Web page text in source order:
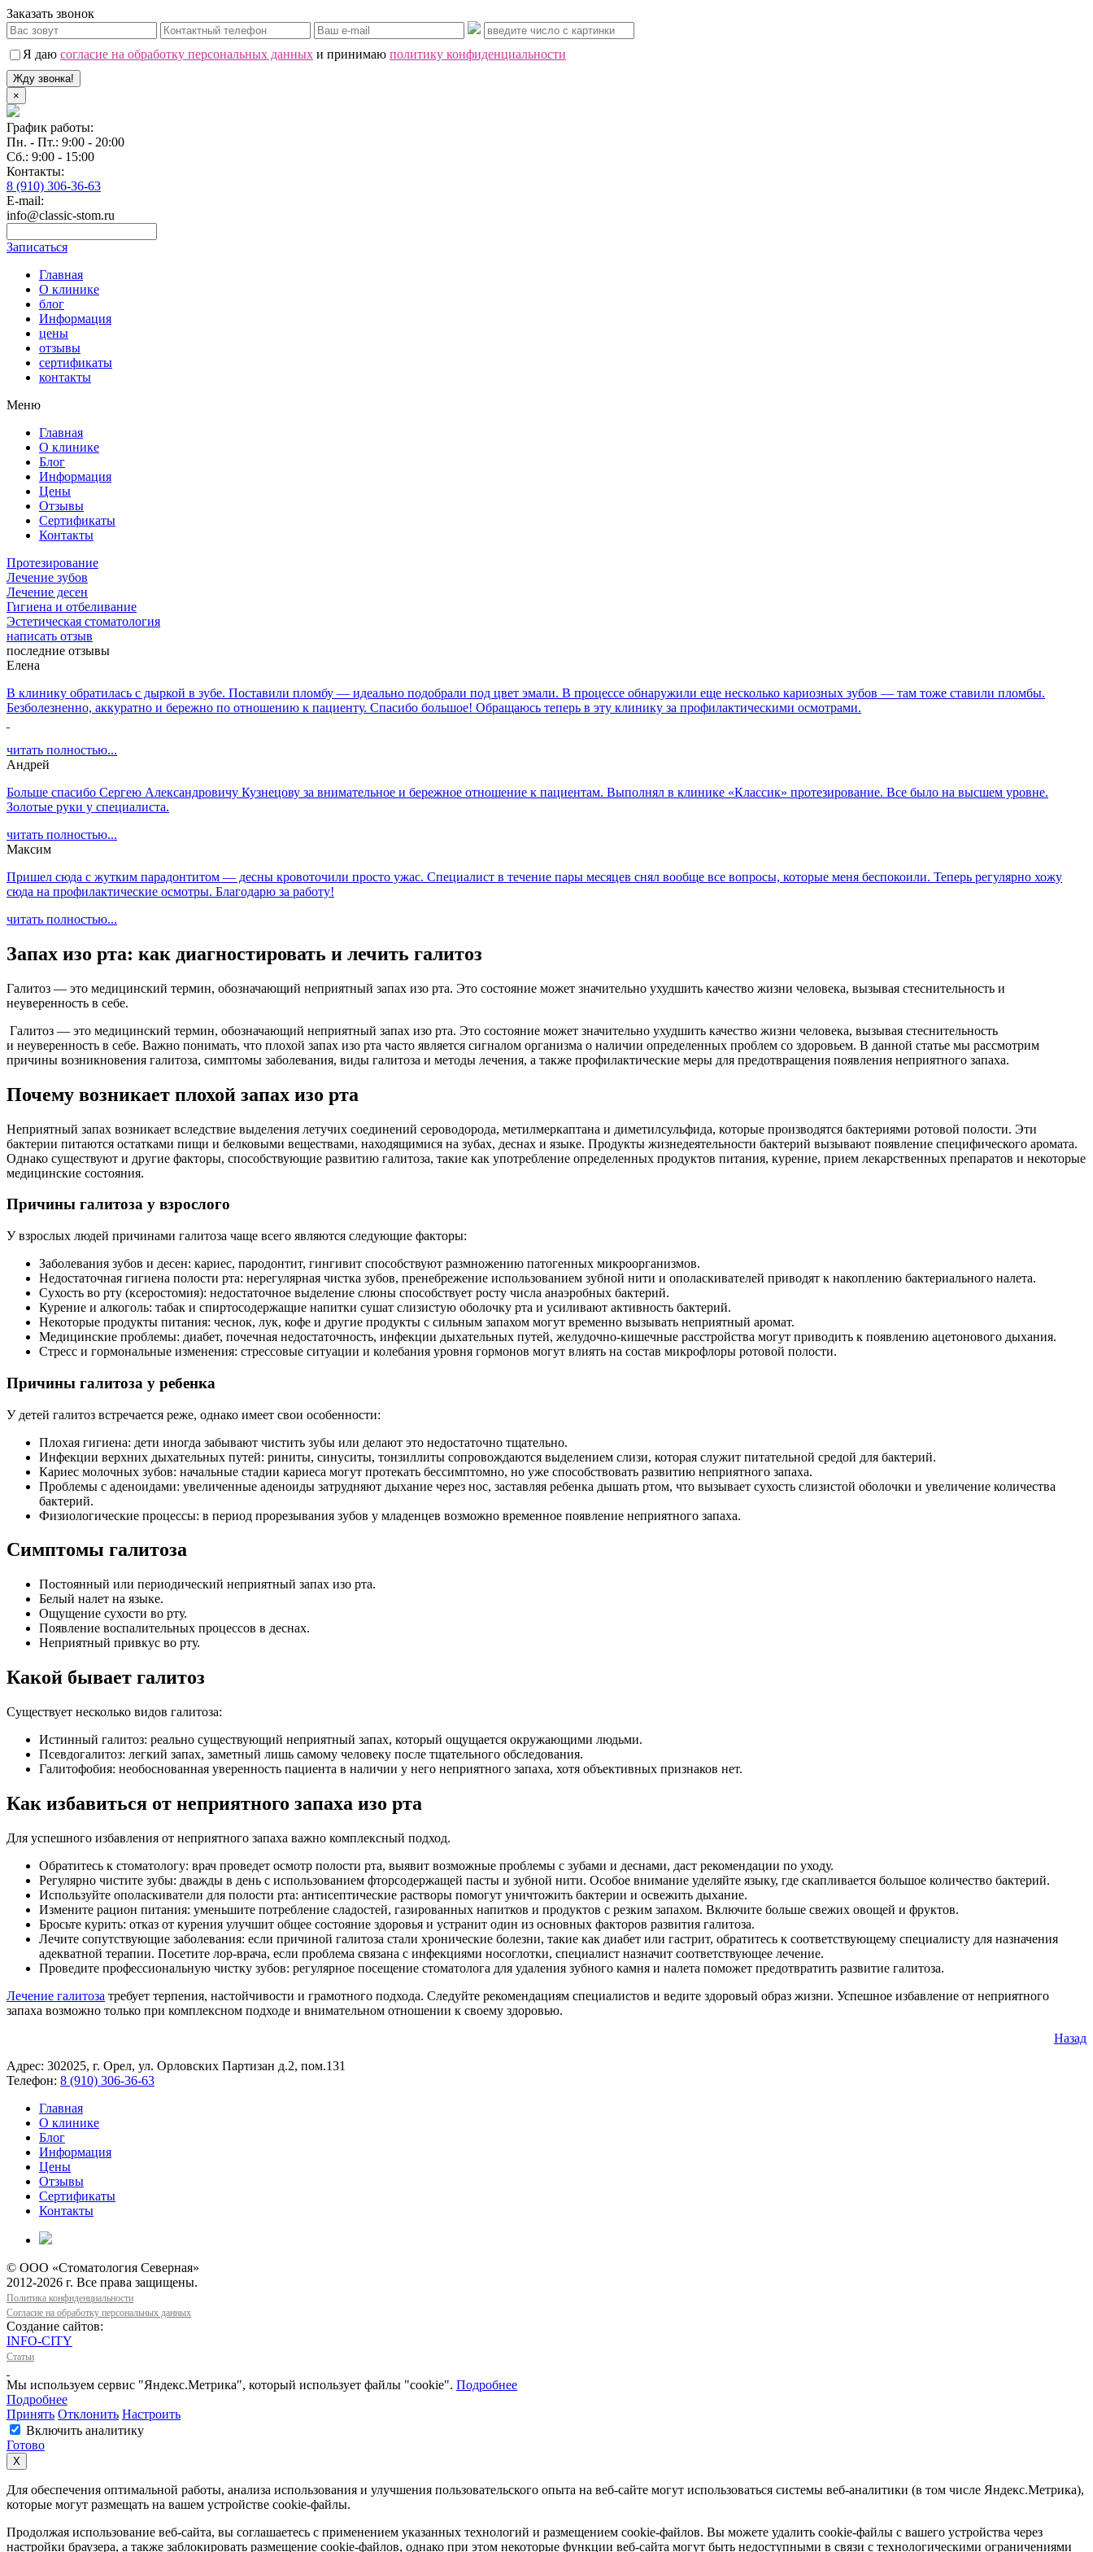
Заказать звонок
Я даю согласие на обработку персональных данных и принимаю политику конфиденциальности
Жду звонка!
×
График работы:
Пн. - Пт.: 9:00 - 20:00
Сб.: 9:00 - 15:00
Контакты:
8 (910) 306-36-63
E-mail:
info@classic-stom.ru
Записаться
Главная
О клинике
блог
Информация
цены
отзывы
сертификаты
контакты
Меню
Главная
О клинике
Блог
Информация
Цены
Отзывы
Сертификаты
Контакты
Протезирование
Лечение зубов
Лечение десен
Гигиена и отбеливание
Эстетическая стоматология
написать отзыв
последние отзывы
Елена
В клинику обратилась с дыркой в зубе. Поставили пломбу — идеально подобрали под цвет эмали. В процессе обнаружили еще несколько кариозных зубов — там тоже ставили пломбы.
Безболезненно, аккуратно и бережно по отношению к пациенту. Спасибо большое! Обращаюсь теперь в эту клинику за профилактическими осмотрами.
читать полностью...
Андрей
Больше спасибо Сергею Александровичу Кузнецову за внимательное и бережное отношение к пациентам. Выполнял в клинике «Классик» протезирование. Все было на высшем уровне.
Золотые руки у специалиста.
читать полностью...
Максим
Пришел сюда с жутким парадонтитом — десны кровоточили просто ужас. Специалист в течение пары месяцев снял вообще все вопросы, которые меня беспокоили. Теперь регулярно хожу
сюда на профилактические осмотры. Благодарю за работу!
читать полностью...
Запах изо рта: как диагностировать и лечить галитоз
Галитоз — это медицинский термин, обозначающий неприятный запах изо рта. Это состояние может значительно ухудшить качество жизни человека, вызывая стеснительность и
неуверенность в себе.
Галитоз — это медицинский термин, обозначающий неприятный запах изо рта. Это состояние может значительно ухудшить качество жизни человека, вызывая стеснительность
и неуверенность в себе. Важно понимать, что плохой запах изо рта часто является сигналом организма о наличии определенных проблем со здоровьем. В данной статье мы рассмотрим
причины возникновения галитоза, симптомы заболевания, виды галитоза и методы лечения, а также профилактические меры для предотвращения появления неприятного запаха.
Почему возникает плохой запах изо рта
Неприятный запах возникает вследствие выделения летучих соединений сероводорода, метилмеркаптана и диметилсульфида, которые производятся бактериями ротовой полости. Эти
бактерии питаются остатками пищи и белковыми веществами, находящимися на зубах, деснах и языке. Продукты жизнедеятельности бактерий вызывают появление специфического аромата.
Однако существуют и другие факторы, способствующие развитию галитоза, такие как употребление определенных продуктов питания, курение, прием лекарственных препаратов и некоторые
медицинские состояния.
Причины галитоза у взрослого
У взрослых людей причинами галитоза чаще всего являются следующие факторы:
Заболевания зубов и десен: кариес, пародонтит, гингивит способствуют размножению патогенных микроорганизмов.
Недостаточная гигиена полости рта: нерегулярная чистка зубов, пренебрежение использованием зубной нити и ополаскивателей приводят к накоплению бактериального налета.
Сухость во рту (ксеростомия): недостаточное выделение слюны способствует росту числа анаэробных бактерий.
Курение и алкоголь: табак и спиртосодержащие напитки сушат слизистую оболочку рта и усиливают активность бактерий.
Некоторые продукты питания: чеснок, лук, кофе и другие продукты с сильным запахом могут временно вызывать неприятный аромат.
Медицинские проблемы: диабет, почечная недостаточность, инфекции дыхательных путей, желудочно-кишечные расстройства могут приводить к появлению ацетонового дыхания.
Стресс и гормональные изменения: стрессовые ситуации и колебания уровня гормонов могут влиять на состав микрофлоры ротовой полости.
Причины галитоза у ребенка
У детей галитоз встречается реже, однако имеет свои особенности:
Плохая гигиена: дети иногда забывают чистить зубы или делают это недостаточно тщательно.
Инфекции верхних дыхательных путей: риниты, синуситы, тонзиллиты сопровождаются выделением слизи, которая служит питательной средой для бактерий.
Кариес молочных зубов: начальные стадии кариеса могут протекать бессимптомно, но уже способствовать развитию неприятного запаха.
Проблемы с аденоидами: увеличенные аденоиды затрудняют дыхание через нос, заставляя ребенка дышать ртом, что вызывает сухость слизистой оболочки и увеличение количества
бактерий.
Физиологические процессы: в период прорезывания зубов у младенцев возможно временное появление неприятного запаха.
Симптомы галитоза
Постоянный или периодический неприятный запах изо рта.
Белый налет на языке.
Ощущение сухости во рту.
Появление воспалительных процессов в деснах.
Неприятный привкус во рту.
Какой бывает галитоз
Существует несколько видов галитоза:
Истинный галитоз: реально существующий неприятный запах, который ощущается окружающими людьми.
Псевдогалитоз: легкий запах, заметный лишь самому человеку после тщательного обследования.
Галитофобия: необоснованная уверенность пациента в наличии у него неприятного запаха, хотя объективных признаков нет.
Как избавиться от неприятного запаха изо рта
Для успешного избавления от неприятного запаха важно комплексный подход.
Обратитесь к стоматологу: врач проведет осмотр полости рта, выявит возможные проблемы с зубами и деснами, даст рекомендации по уходу.
Регулярно чистите зубы: дважды в день с использованием фторсодержащей пасты и зубной нити. Особое внимание уделяйте языку, где скапливается большое количество бактерий.
Используйте ополаскиватели для полости рта: антисептические растворы помогут уничтожить бактерии и освежить дыхание.
Измените рацион питания: уменьшите потребление сладостей, газированных напитков и продуктов с резким запахом. Включите больше свежих овощей и фруктов.
Бросьте курить: отказ от курения улучшит общее состояние здоровья и устранит один из основных факторов развития галитоза.
Лечите сопутствующие заболевания: если причиной галитоза стали хронические болезни, такие как диабет или гастрит, обратитесь к соответствующему специалисту для назначения
адекватной терапии. Посетите лор-врача, если проблема связана с инфекциями носоглотки, специалист назначит соответствующее лечение.
Проведите профессиональную чистку зубов: регулярное посещение стоматолога для удаления зубного камня и налета поможет предотвратить развитие галитоза.
Лечение галитоза требует терпения, настойчивости и грамотного подхода. Следуйте рекомендациям специалистов и ведите здоровый образ жизни. Успешное избавление от неприятного
запаха возможно только при комплексном подходе и внимательном отношении к своему здоровью.
Назад
Адрес: 302025, г. Орел, ул. Орловских Партизан д.2, пом.131
Телефон: 8 (910) 306-36-63
Главная
О клинике
Блог
Информация
Цены
Отзывы
Сертификаты
Контакты
© ООО «Стоматология Северная»
2012-2026 г. Все права защищены.
Политика конфиденциальности
Согласие на обработку персональных данных
Создание сайтов:
INFO-CITY
Статьи
Мы используем сервис "Яндекс.Метрика", который использует файлы "cookie". Подробнее
Подробнее
Принять Отклонить Настроить
Включить аналитику
Готово
Х
Для обеспечения оптимальной работы, анализа использования и улучшения пользовательского опыта на веб-сайте могут использоваться системы веб-аналитики (в том числе Яндекс.Метрика),
которые могут размещать на вашем устройстве cookie-файлы.
Продолжая использование веб-сайта, вы соглашаетесь с применением указанных технологий и размещением cookie-файлов. Вы можете удалить cookie-файлы с вашего устройства через
настройки браузера, а также заблокировать размещение cookie-файлов, однако при этом некоторые функции веб-сайта могут быть недоступными в связи с технологическими ограничениями